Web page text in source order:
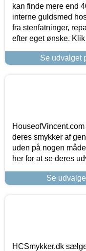
kan finde mere end
interne guldsmed
fra stenfatninger,
efter eget ønske.
Se udvalget
deres smykker af
uden på nogen
her for at se deres
Se
HCSmykker.dk